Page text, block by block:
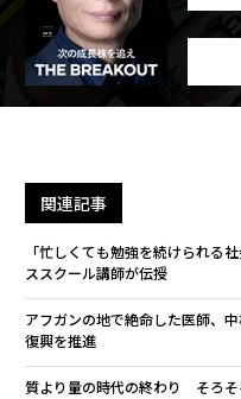
関連記事
「忙しくても勉強を続けられ
ススクール講師が伝授
アフガンの地で絶命した医師、
復興を推進
質より量の時代の終わり そろそ